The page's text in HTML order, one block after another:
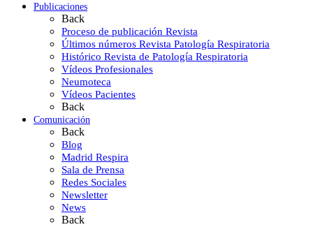
Publicaciones
Back
Proceso de publicación Revista
Últimos números Revista Patología Respiratoria
Histórico Revista de Patología Respiratoria
Vídeos Profesionales
Neumoteca
Vídeos Pacientes
Back
Comunicación
Back
Blog
Madrid Respira
Sala de Prensa
Redes Sociales
Newsletter
News
Back